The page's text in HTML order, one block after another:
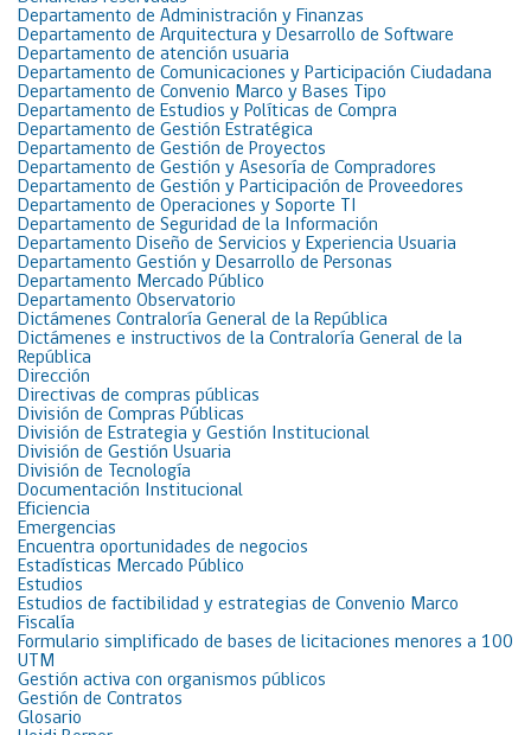
Departamento de Administración y Finanzas
Departamento de Arquitectura y Desarrollo de Software
Departamento de atención usuaria
Departamento de Comunicaciones y Participación Ciudadana
Departamento de Convenio Marco y Bases Tipo
Departamento de Estudios y Políticas de Compra
Departamento de Gestión Estratégica
Departamento de Gestión de Proyectos
Departamento de Gestión y Asesoría de Compradores
Departamento de Gestión y Participación de Proveedores
Departamento de Operaciones y Soporte TI
Departamento de Seguridad de la Información
Departamento Diseño de Servicios y Experiencia Usuaria
Departamento Gestión y Desarrollo de Personas
Departamento Mercado Público
Departamento Observatorio
Dictámenes Contraloría General de la República
Dictámenes e instructivos de la Contraloría General de la
República
Dirección
Directivas de compras públicas
División de Compras Públicas
División de Estrategia y Gestión Institucional
División de Gestión Usuaria
División de Tecnología
Documentación Institucional
Eficiencia
Emergencias
Encuentra oportunidades de negocios
Estadísticas Mercado Público
Estudios
Estudios de factibilidad y estrategias de Convenio Marco
Fiscalía
Formulario simplificado de bases de licitaciones menores a 100
UTM
Gestión activa con organismos públicos
Gestión de Contratos
Glosario